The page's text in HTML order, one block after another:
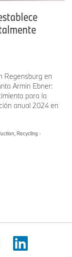
Regensburg en
Armin Ebner:
para la
anual 2024 en
Recycling ·